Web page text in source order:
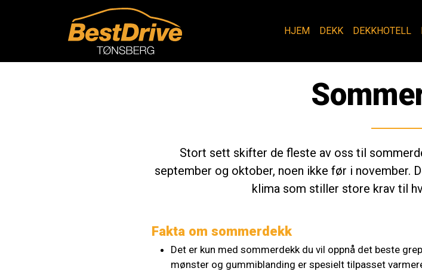
HJEM DEKK DEKKHOTELL
Stort sett skifter de fleste av oss til
september og oktober, noen ikke før i november.
klima som stiller store krav til
Fakta om sommerdekk
Det er kun med sommerdekk du vil oppnå det beste
mønster og gummiblanding er spesielt tilpasset